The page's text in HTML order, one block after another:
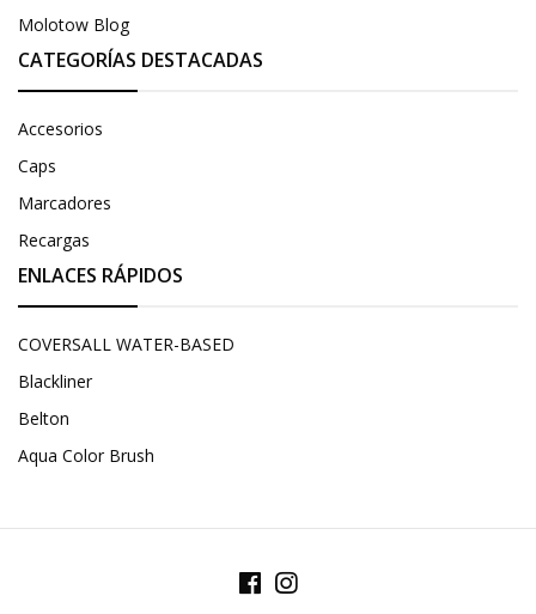
Molotow Blog
CATEGORÍAS DESTACADAS
Accesorios
Caps
Marcadores
Recargas
ENLACES RÁPIDOS
COVERSALL WATER-BASED
Blackliner
Belton
Aqua Color Brush